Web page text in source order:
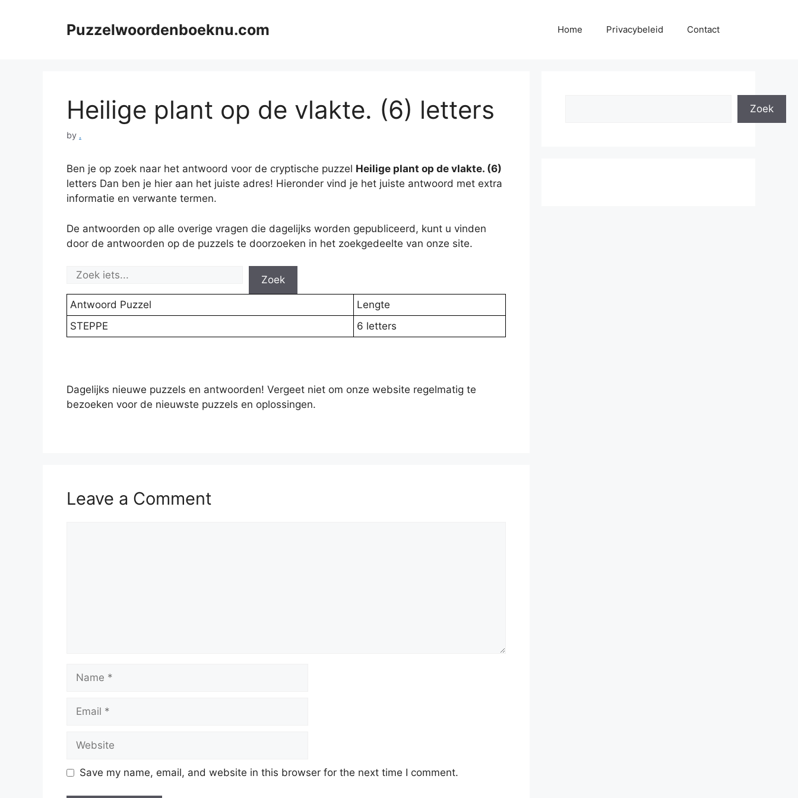
Puzzelwoordenboeknu.com Home Privacybeleid Contact
Heilige plant op de vlakte. (6) letters
by .
Ben je op zoek naar het antwoord voor de cryptische puzzel Heilige plant op de vlakte. (6)
letters Dan ben je hier aan het juiste adres! Hieronder vind je het juiste antwoord met extra
informatie en verwante termen.
De antwoorden op alle overige vragen die dagelijks worden gepubliceerd, kunt u vinden
door de antwoorden op de puzzels te doorzoeken in het zoekgedeelte van onze site.
Zoek
Antwoord Puzzel
Lengte
STEPPE
6 letters
Dagelijks nieuwe puzzels en antwoorden! Vergeet niet om onze website regelmatig te
bezoeken voor de nieuwste puzzels en oplossingen.
Leave a Comment
Name
Email
Website
Save my name, email, and website in this browser for the next time I comment.
Zoek